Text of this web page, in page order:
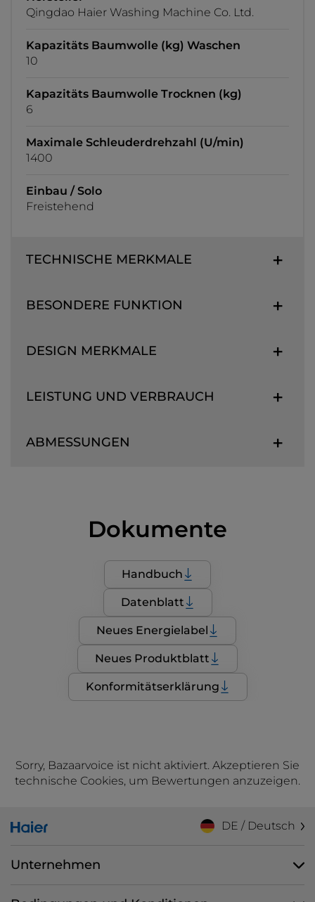
Qingdao Haier Washing Machine Co. Ltd.
Kapazitäts Baumwolle (kg) Waschen
10
Kapazitäts Baumwolle Trocknen (kg)
6
Maximale Schleuderdrehzahl (U/min)
1400
Einbau / Solo
Freistehend
TECHNISCHE MERKMALE
BESONDERE FUNKTION
DESIGN MERKMALE
LEISTUNG UND VERBRAUCH
ABMESSUNGEN
Dokumente
Handbuch
Datenblatt
Neues Energielabel
Neues Produktblatt
Konformitätserklärung
Sorry, Bazaarvoice ist nicht aktiviert. Akzeptieren Sie
technische Cookies, um Bewertungen anzuzeigen.
DE / Deutsch
Unternehmen